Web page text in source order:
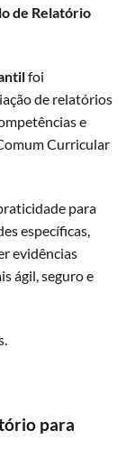
de Relatório
foi
de relatórios
e
Curricular
para
específicas,
evidências
ágil, seguro e
para